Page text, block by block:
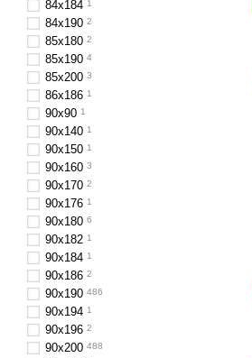
84x184 1
84х190 2
85х180 2
85х190 4
85х200 3
86х186 1
90х90 1
90х140 1
90x150 1
90x160 3
90х170 2
90х176 1
90x180 6
90х182 1
90х184 1
90x186 2
90x190 486
90х194 1
90x196 2
90x200 488